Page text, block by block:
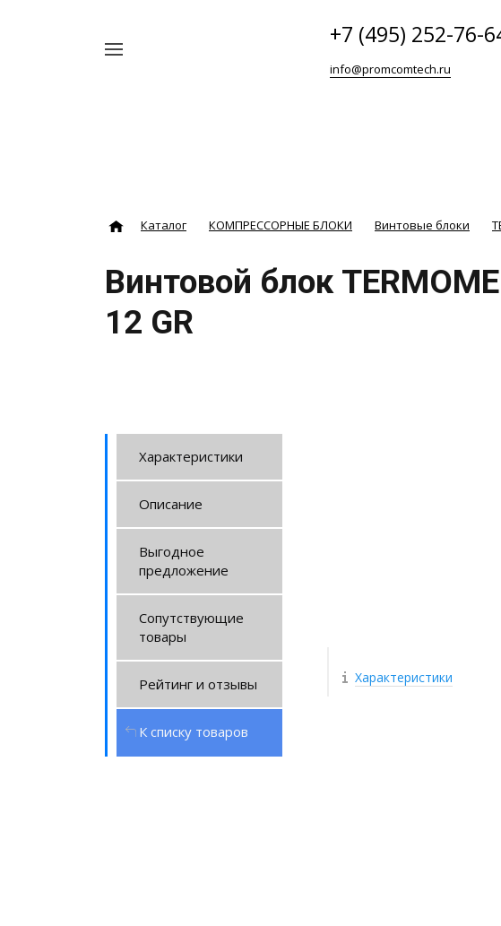
+7 (495) 252-76-
info@promcomtech.ru
Каталог КОМПРЕССОРНЫЕ БЛОКИ Винтовые блоки
Винтовой блок
12 GR
Характеристики
Описание
Выгодное
предложение
Сопутствующие
товары
Рейтинг и отзывы
К списку товаров
Характеристики